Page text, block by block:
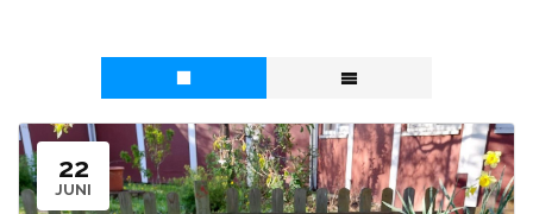
22
JUNI